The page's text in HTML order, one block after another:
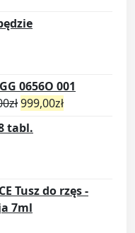
0656O 001
zł999,00zł
tabl.
Tusz do rzęs -
7ml